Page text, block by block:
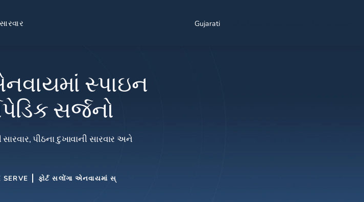
Gujarati
સ્પાઇન
સર્જનો
પીઠના દુખાવાની સારવાર અને
ફોર્ટ સલોંગા એનવાયમાં સ્